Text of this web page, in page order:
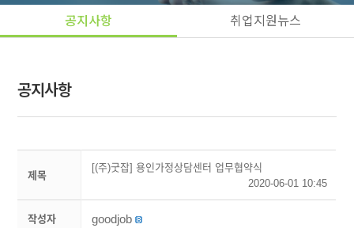
공지사항 취업지원뉴스
공지사항
제목
[(주)굿잡] 용인가정상담센터 업무협약식
2020-06-01 10:45
작성자 goodjob